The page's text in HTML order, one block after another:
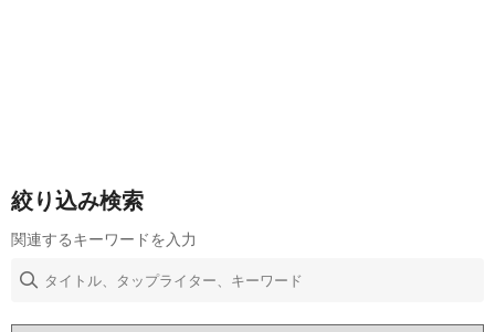
絞り込み検索
関連するキーワードを入力